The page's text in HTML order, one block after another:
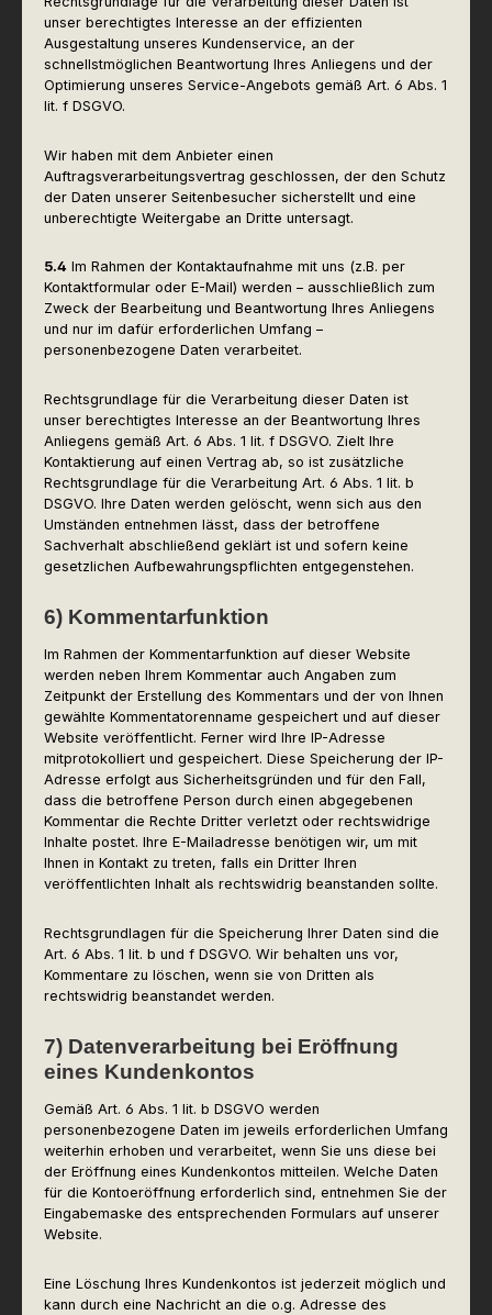
unser berechtigtes Interesse an der effizienten
Ausgestaltung unseres Kundenservice, an der
schnellstmöglichen Beantwortung Ihres Anliegens und der
Optimierung unseres Service-Angebots gemäß Art. 6 Abs. 1
lit. f DSGVO.
Wir haben mit dem Anbieter einen
Auftragsverarbeitungsvertrag geschlossen, der den Schutz
der Daten unserer Seitenbesucher sicherstellt und eine
unberechtigte Weitergabe an Dritte untersagt.
5.4 Im Rahmen der Kontaktaufnahme mit uns (z.B. per
Kontaktformular oder E-Mail) werden – ausschließlich zum
Zweck der Bearbeitung und Beantwortung Ihres Anliegens
und nur im dafür erforderlichen Umfang –
personenbezogene Daten verarbeitet.
Rechtsgrundlage für die Verarbeitung dieser Daten ist
unser berechtigtes Interesse an der Beantwortung Ihres
Anliegens gemäß Art. 6 Abs. 1 lit. f DSGVO. Zielt Ihre
Kontaktierung auf einen Vertrag ab, so ist zusätzliche
Rechtsgrundlage für die Verarbeitung Art. 6 Abs. 1 lit. b
DSGVO. Ihre Daten werden gelöscht, wenn sich aus den
Umständen entnehmen lässt, dass der betroffene
Sachverhalt abschließend geklärt ist und sofern keine
gesetzlichen Aufbewahrungspflichten entgegenstehen.
6) Kommentarfunktion
Im Rahmen der Kommentarfunktion auf dieser Website
werden neben Ihrem Kommentar auch Angaben zum
Zeitpunkt der Erstellung des Kommentars und der von Ihnen
gewählte Kommentatorenname gespeichert und auf dieser
Website veröffentlicht. Ferner wird Ihre IP-Adresse
mitprotokolliert und gespeichert. Diese Speicherung der IP-
Adresse erfolgt aus Sicherheitsgründen und für den Fall,
dass die betroffene Person durch einen abgegebenen
Kommentar die Rechte Dritter verletzt oder rechtswidrige
Inhalte postet. Ihre E-Mailadresse benötigen wir, um mit
Ihnen in Kontakt zu treten, falls ein Dritter Ihren
veröffentlichten Inhalt als rechtswidrig beanstanden sollte.
Rechtsgrundlagen für die Speicherung Ihrer Daten sind die
Art. 6 Abs. 1 lit. b und f DSGVO. Wir behalten uns vor,
Kommentare zu löschen, wenn sie von Dritten als
rechtswidrig beanstandet werden.
7) Datenverarbeitung bei Eröffnung
eines Kundenkontos
Gemäß Art. 6 Abs. 1 lit. b DSGVO werden
personenbezogene Daten im jeweils erforderlichen Umfang
weiterhin erhoben und verarbeitet, wenn Sie uns diese bei
der Eröffnung eines Kundenkontos mitteilen. Welche Daten
für die Kontoeröffnung erforderlich sind, entnehmen Sie der
Eingabemaske des entsprechenden Formulars auf unserer
Website.
Eine Löschung Ihres Kundenkontos ist jederzeit möglich und
kann durch eine Nachricht an die o.g. Adresse des